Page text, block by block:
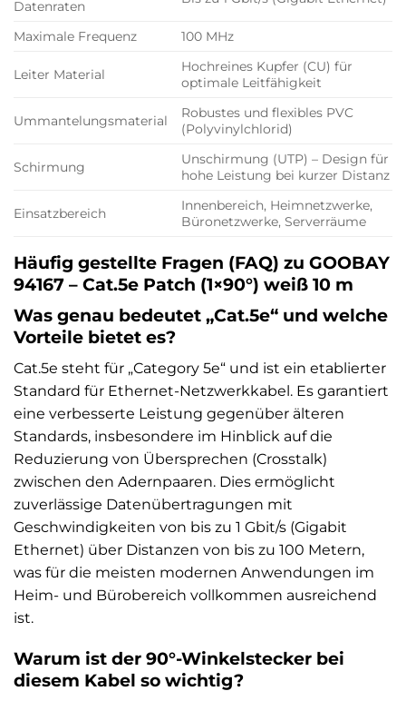
Datenraten
Maximale Frequenz 100 MHz
Leiter Material
Hochreines Kupfer (CU) für
optimale Leitfähigkeit
Ummantelungsmaterial
Robustes und flexibles PVC
(Polyvinylchlorid)
Schirmung
Unschirmung (UTP) – Design für
hohe Leistung bei kurzer Distanz
Einsatzbereich
Innenbereich, Heimnetzwerke,
Büronetzwerke, Serverräume
Häufig gestellte Fragen (FAQ) zu GOOBAY
94167 – Cat.5e Patch (1×90°) weiß 10 m
Was genau bedeutet „Cat.5e“ und welche
Vorteile bietet es?
Cat.5e steht für „Category 5e“ und ist ein etablierter
Standard für Ethernet-Netzwerkkabel. Es garantiert
eine verbesserte Leistung gegenüber älteren
Standards, insbesondere im Hinblick auf die
Reduzierung von Übersprechen (Crosstalk)
zwischen den Adernpaaren. Dies ermöglicht
zuverlässige Datenübertragungen mit
Geschwindigkeiten von bis zu 1 Gbit/s (Gigabit
Ethernet) über Distanzen von bis zu 100 Metern,
was für die meisten modernen Anwendungen im
Heim- und Bürobereich vollkommen ausreichend
ist.
Warum ist der 90°-Winkelstecker bei
diesem Kabel so wichtig?